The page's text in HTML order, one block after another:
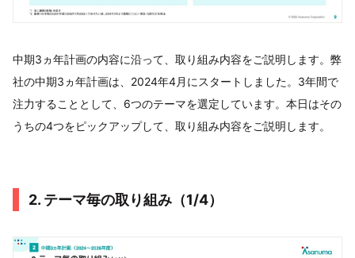
中期3ヵ年計画の内容に沿って、取り組み内容をご説明します。弊
社の中期3ヵ年計画は、2024年4月にスタートしました。3年間で
注力することとして、6つのテーマを選定しています。本日はその
うちの4つをピックアップして、取り組み内容をご説明します。
2. テーマ毎の取り組み（1/4）